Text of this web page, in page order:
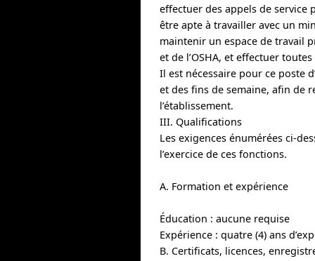
effectuer des appels de service
être apte à travailler avec un
maintenir un espace de travail
et de l’OSHA, et effectuer
Il est nécessaire pour ce poste
et des fins de semaine, afin de
l’établissement.
III. Qualifications
Les exigences énumérées ci-
l’exercice de ces fonctions.
A. Formation et expérience
Éducation : aucune requise
Expérience : quatre (4) ans
B. Certificats, licences,